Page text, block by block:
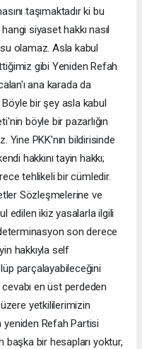
taşımaktadır ki bu
siyaset hakkı nasıl
olamaz. Asla kabul
gibi Yeniden Refah
ana karada da
bir şey asla kabul
böyle bir pazarlığın
Yine PKK'nın bildirisinde
hakkını tayin hakkı;
tehlikeli bir cümledir.
Sözleşmelerine ve
edilen ikiz yasalarla ilgili
son derece
hakkıyla self
parçalayabileceğini
en üst perdeden
yetkililerimizin
Refah Partisi
başka bir hesapları yoktur,